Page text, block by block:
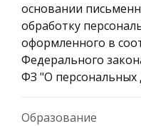
основании
обработку
оформленного в
Федерального
ФЗ "О персональных
Образование